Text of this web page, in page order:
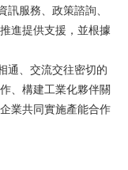
服務、政策諮詢、
進提供支援，並根據
通、交流交往密切的
、構建工業化夥伴關
業共同實施產能合作